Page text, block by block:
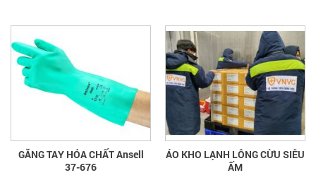
GĂNG TAY HÓA CHẤT Ansell
37-676
ÁO KHO LẠNH LÔNG CỪU SIÊU
ẤM